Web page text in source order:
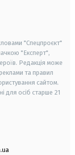
"Спецпроєкт"
"Експерт",
Редакція може
та правил
сайтом.
для осіб старше 21